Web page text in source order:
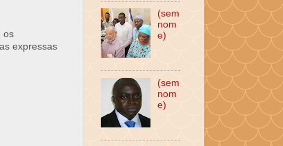
os
expressas
(sem
nom
e)
(sem
nom
e)